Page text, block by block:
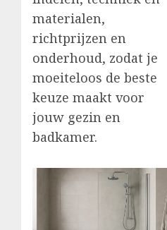
materialen,
richtprijzen en
onderhoud, zodat je
moeiteloos de beste
keuze maakt voor
jouw gezin en
badkamer.